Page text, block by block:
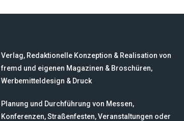
Verlag, Redaktionelle Konzeption & Realisation von
fremd und eigenen Magazinen & Broschüren,
Werbemitteldesign & Druck
Planung und Durchführung von Messen,
Konferenzen, Straßenfesten, Veranstaltungen oder